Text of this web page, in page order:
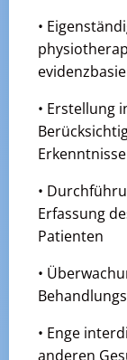
•
• Erstellung
Erkenntnisse
•
Erfassung
Patienten
•
• Enge
anderen